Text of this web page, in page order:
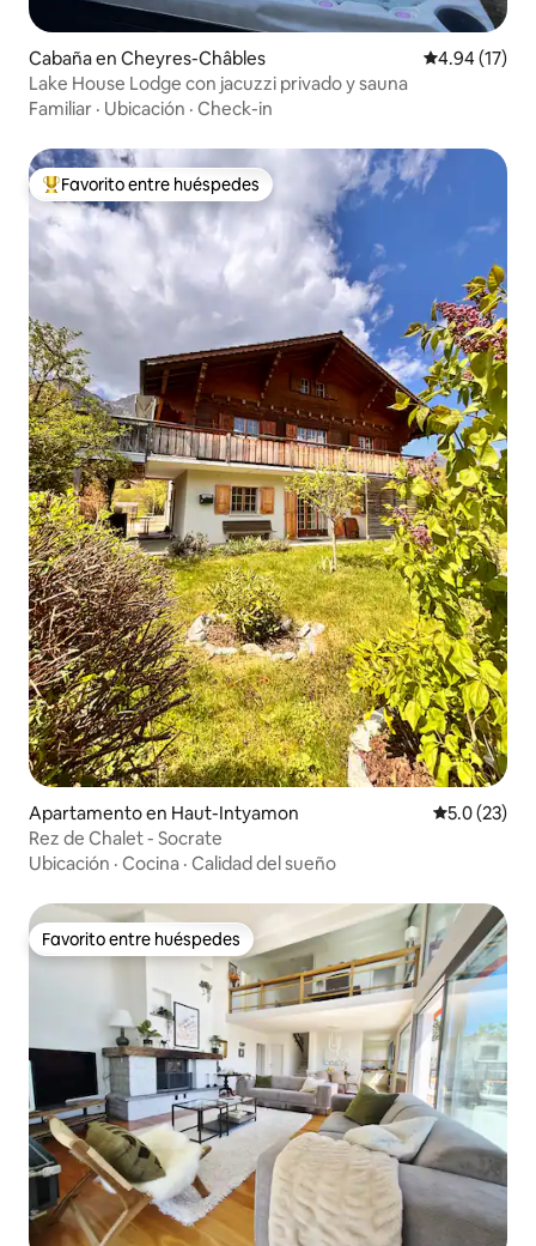
Cabaña en Cheyres-Châbles Calificación
4.94 (17)
Lake House Lodge con jacuzzi privado y sauna
Familiar · Ubicación · Check-in
Favorito entre huéspedes preferido
Favorito entre huéspedes
Apartamento en Haut-Intyamon Calificación
5.0 (23)
Rez de Chalet - Socrate
Ubicación · Cocina · Calidad del sueño
Favorito entre huéspedes
Favorito entre huéspedes